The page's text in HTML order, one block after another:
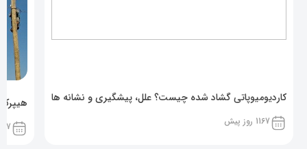
کاردیومیوپاتی گشاد شده چیست؟ علل، پیشگیری و نشانه ها
1167 روز پیش 1167